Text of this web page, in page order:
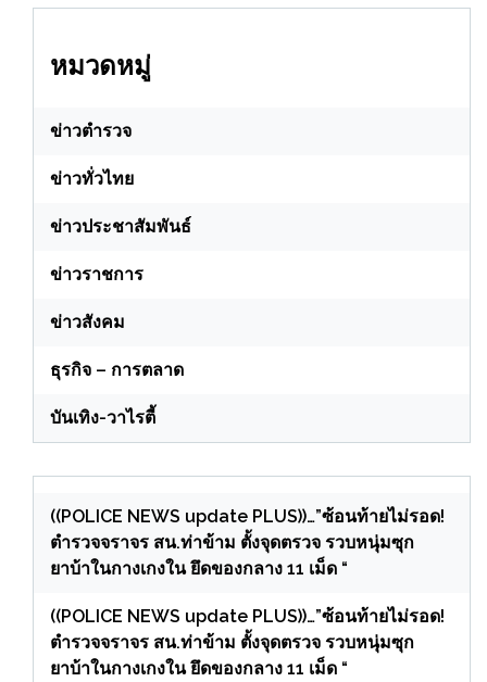
หมวดหมู่
ข่าวตำรวจ
ข่าวทั่วไทย
ข่าวประชาสัมพันธ์
ข่าวราชการ
ข่าวสังคม
ธุรกิจ – การตลาด
บันเทิง-วาไรตี้
((POLICE NEWS update PLUS))…”ซ้อนท้ายไม่รอด!
ตำรวจจราจร สน.ท่าข้าม ตั้งจุดตรวจ รวบหนุ่มซุก
ยาบ้าในกางเกงใน ยึดของกลาง 11 เม็ด “
((POLICE NEWS update PLUS))…”ซ้อนท้ายไม่รอด!
ตำรวจจราจร สน.ท่าข้าม ตั้งจุดตรวจ รวบหนุ่มซุก
ยาบ้าในกางเกงใน ยึดของกลาง 11 เม็ด “